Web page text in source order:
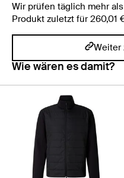
Wir prüfen täglich mehr
Produkt zuletzt für 260,01
Weiter
Wie wären es damit?